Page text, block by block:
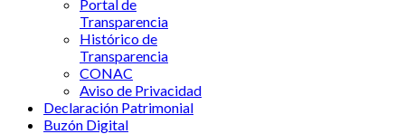
Portal de
Transparencia
Histórico de
Transparencia
CONAC
Aviso de Privacidad
Declaración Patrimonial
Buzón Digital